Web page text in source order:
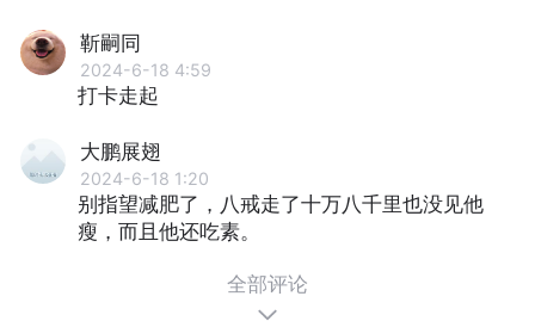
靳嗣同
2024-6-18 4:59
打卡走起
大鹏展翅
2024-6-18 1:20
别指望减肥了，⼋戒⾛了⼗万⼋千⾥也没见他
瘦，⽽且他还吃素。
全部评论